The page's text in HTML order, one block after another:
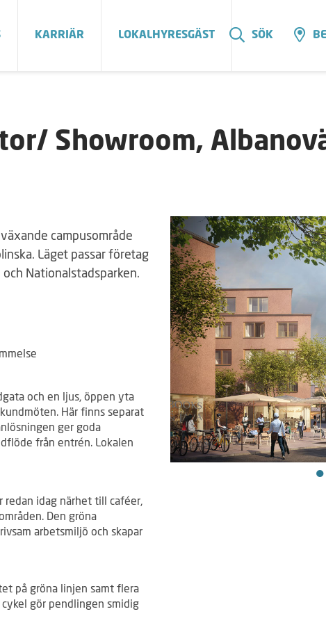
KARRIÄR LOKALHYRESGÄST SÖK
Showroom,
campusområde
Läget passar företag
Nationalstadsparken.
och en ljus, öppen yta
Här finns separat
ger goda
från entrén. Lokalen
redan idag närhet till caféer,
Den gröna
arbetsmiljö och skapar
på gröna linjen samt flera
gör pendlingen smidig